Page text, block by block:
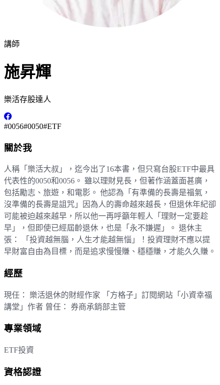
講師
施昇輝
樂活存股達人
#0056#0050#ETF
關於我
人稱「樂活大叔」，迄今出了16本書，但只寫台股ETF中最具
代表性的0050和0056。 雖以理財見長，但著作涵蓋面甚廣，
包括勵志、旅遊，和電影。 他認為「有準備的長壽是福氣，
沒準備的長壽是詛咒」因為人的壽命越來越長，但退休年紀卻
可能被迫越來越早，所以他一再呼籲年輕人「理財一定要趁
早」，但即使已經屆齡退休，也是「永不嫌遲」。 退休主
張： 「投資越無腦，人生才能越無惱」！投資理財不應以提
早財富自由為目標，而是追求慢慢賺、穩穩賺，才能久久賺。
經歷
現任： 樂活退休的財經作家 「方格子」訂閱網站「小資幸福
講堂」作者 曾任： 券商承銷部主管
專業領域
ETF投資
資格認證